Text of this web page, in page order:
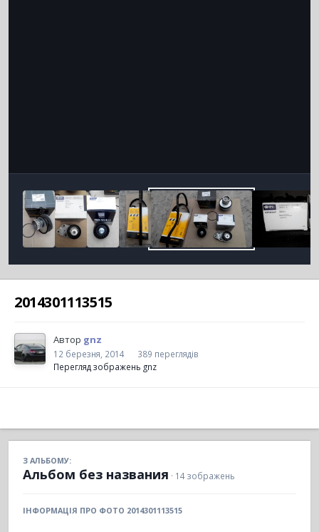
2014301113515
Автор gnz
12 березня, 2014
389 переглядів
Перегляд зображень gnz
З АЛЬБОМУ:
Альбом без названия · 14 зображень
ІНФОРМАЦІЯ ПРО ФОТО 2014301113515